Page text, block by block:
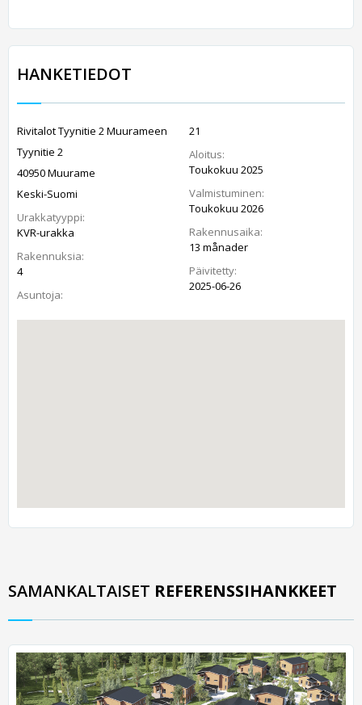
HANKETIEDOT
Rivitalot Tyynitie 2 Muurameen
Tyynitie 2
40950 Muurame
Keski-Suomi
Urakkatyyppi:
KVR-urakka
Rakennuksia:
4
Asuntoja:
21
Aloitus:
Toukokuu 2025
Valmistuminen:
Toukokuu 2026
Rakennusaika:
13 månader
Päivitetty:
2025-06-26
SAMANKALTAISET REFERENSSIHANKKEET